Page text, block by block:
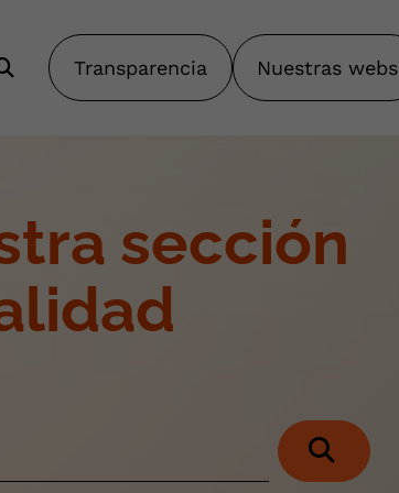
Transparencia Nuestras webs
sección